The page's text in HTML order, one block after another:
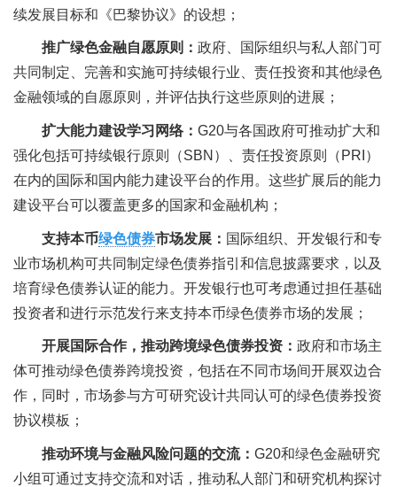
续发展目标和《巴黎协议》的设想；
推广绿色金融自愿原则： 政府、国际组织与私人部门可
共同制定、完善和实施可持续银行业、责任投资和其他绿色
金融领域的自愿原则，并评估执行这些原则的进展；
扩大能力建设学习网络： G20与各国政府可推动扩大和
强化包括可持续银行原则（SBN）、责任投资原则（PRI）
在内的国际和国内能力建设平台的作用。这些扩展后的能力
建设平台可以覆盖更多的国家和金融机构；
支持本币绿色债券市场发展： 国际组织、开发银行和专
业市场机构可共同制定绿色债券指引和信息披露要求，以及
培育绿色债券认证的能力。开发银行也可考虑通过担任基础
投资者和进行示范发行来支持本币绿色债券市场的发展；
开展国际合作，推动跨境绿色债券投资： 政府和市场主
体可推动绿色债券跨境投资，包括在不同市场间开展双边合
作，同时，市场参与方可研究设计共同认可的绿色债券投资
协议模板；
推动环境与金融风险问题的交流： G20和绿色金融研究
小组可通过支持交流和对话，推动私人部门和研究机构探讨